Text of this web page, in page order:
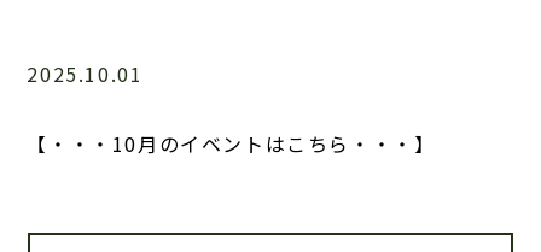
2025.10.01
【・・・10月のイベントはこちら・・・】